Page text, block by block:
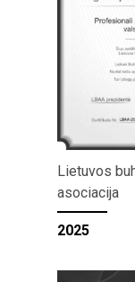
Lietuvos
asociacija
2025